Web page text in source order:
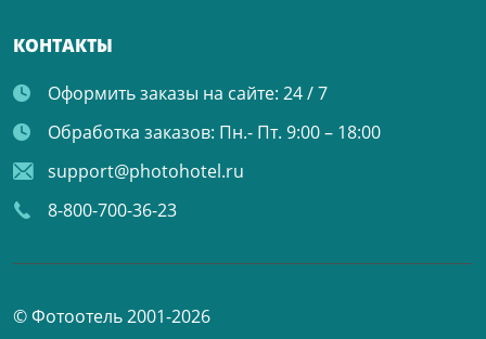
КОНТАКТЫ
Оформить заказы на сайте: 24 / 7
Обработка заказов: Пн.- Пт. 9:00 – 18:00
support@photohotel.ru
8-800-700-36-23
© Фотоотель 2001-2026